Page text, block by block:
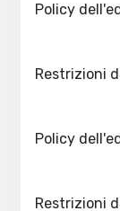
Policy
Restrizioni
Policy
Restrizioni